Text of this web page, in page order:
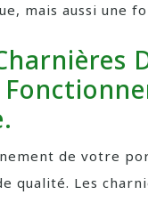
mais aussi une
de votre
qualité. Les